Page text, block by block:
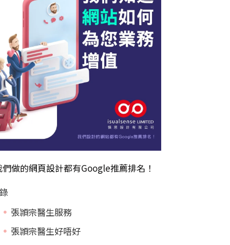
們做的網頁設計都有Google推薦排名！
張頴宗醫生服務
張頴宗醫生好唔好